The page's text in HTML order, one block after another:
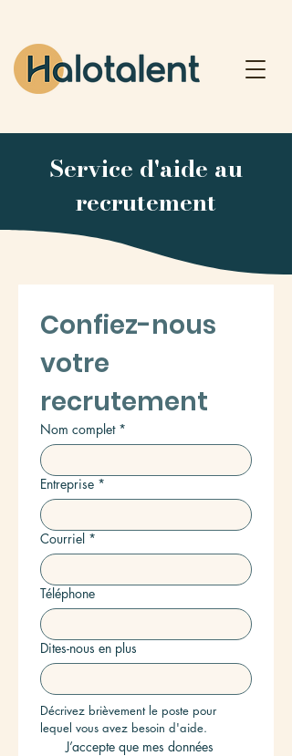
Service d'aide au
recrutement
Confiez-nous
votre
recrutement
Nom complet *
Entreprise *
Courriel *
Téléphone
Dites-nous en plus
Décrivez brièvement le poste pour
lequel vous avez besoin d'aide.
J’accepte que mes données